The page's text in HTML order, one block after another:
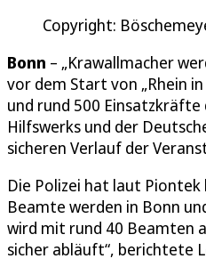
Copyright:
Bonn – „Krawallmacher
vor dem Start von „Rhein
und rund 500 Einsatzkräfte
Hilfswerks und der
sicheren Verlauf der
Die Polizei hat laut
Beamte werden in Bonn
wird mit rund 40 Beamten
sicher abläuft“, berichtete